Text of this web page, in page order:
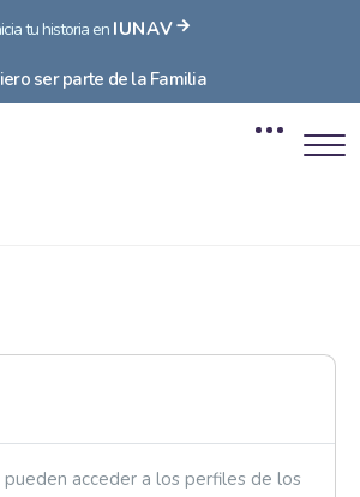
tu historia en IUNAV
ser parte de la Familia
acceder a los perfiles de los